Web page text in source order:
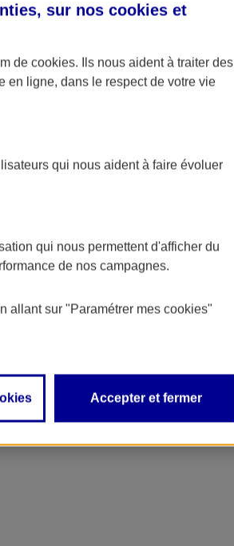
sur nos cookies et
de cookies. Ils nous aident à traiter des
en ligne, dans le respect de votre vie
qui nous aident à faire évoluer
qui nous permettent d'afficher du
de nos campagnes.
allant sur "Paramétrer mes cookies"
Accepter et fermer